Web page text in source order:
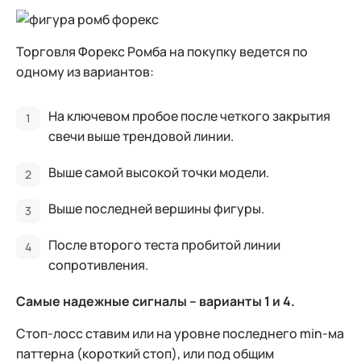
Торговля Форекс Ромба на покупку ведется по
одному из вариантов:
На ключевом пробое после четкого закрытия
свечи выше трендовой линии.
Выше самой высокой точки модели.
Выше последней вершины фигуры.
После второго теста пробитой линии
сопротивления.
Самые надежные сигналы – варианты 1 и 4.
Стоп-лосс ставим или на уровне последнего min-ма
паттерна (короткий стоп), или под общим